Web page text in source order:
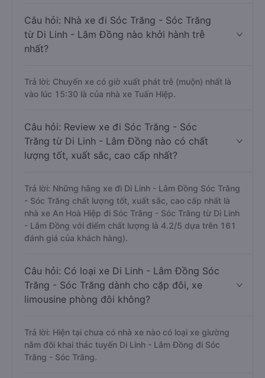
Câu hỏi: Nhà xe đi Sóc Trăng - Sóc Trăng
từ Di Linh - Lâm Đồng nào khởi hành trễ
nhất?
Trả lời: Chuyến xe có giờ xuất phát trễ (muộn) nhất là
vào lúc 15:30 là của nhà xe Tuấn Hiệp.
Câu hỏi: Review xe đi Sóc Trăng - Sóc
Trăng từ Di Linh - Lâm Đồng nào có chất
lượng tốt, xuất sắc, cao cấp nhất?
Trả lời: Những hãng xe đi Di Linh - Lâm Đồng Sóc Trăng
- Sóc Trăng chất lượng tốt, xuất sắc, cao cấp nhất là
nhà xe An Hoà Hiệp đi Sóc Trăng - Sóc Trăng từ Di Linh
- Lâm Đồng với điểm chất lượng là 4.2/5 dựa trên 161
đánh giá của khách hàng).
Câu hỏi: Có loại xe Di Linh - Lâm Đồng Sóc
Trăng - Sóc Trăng dành cho cặp đôi, xe
limousine phòng đôi không?
Trả lời: Hiện tại chưa có nhà xe nào có loại xe giường
nằm đôi khai thác tuyến Di Linh - Lâm Đồng đi Sóc
Trăng - Sóc Trăng.